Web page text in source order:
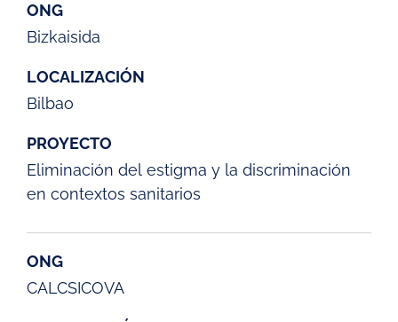
ONG
Bizkaisida
LOCALIZACIÓN
Bilbao
PROYECTO
Eliminación del estigma y la discriminación
en contextos sanitarios
ONG
CALCSICOVA